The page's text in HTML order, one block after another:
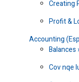
Creating
Profit &
Accounting
Balances
Cov nqe